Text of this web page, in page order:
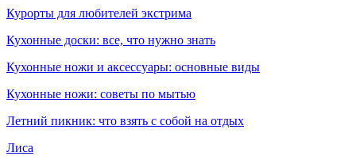
Курорты для любителей экстрима
Кухонные доски: все, что нужно знать
Кухонные ножи и аксессуары: основные виды
Кухонные ножи: советы по мытью
Летний пикник: что взять с собой на отдых
Лиса